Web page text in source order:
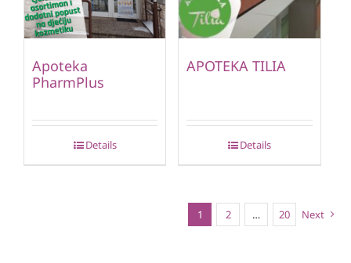
Apoteka
PharmPlus
Details
APOTEKA TILIA
Details
1 2 … 20 Next